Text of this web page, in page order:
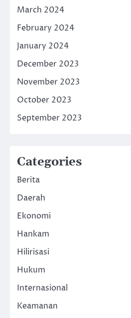
March 2024
February 2024
January 2024
December 2023
November 2023
October 2023
September 2023
Categories
Berita
Daerah
Ekonomi
Hankam
Hilirisasi
Hukum
Internasional
Keamanan